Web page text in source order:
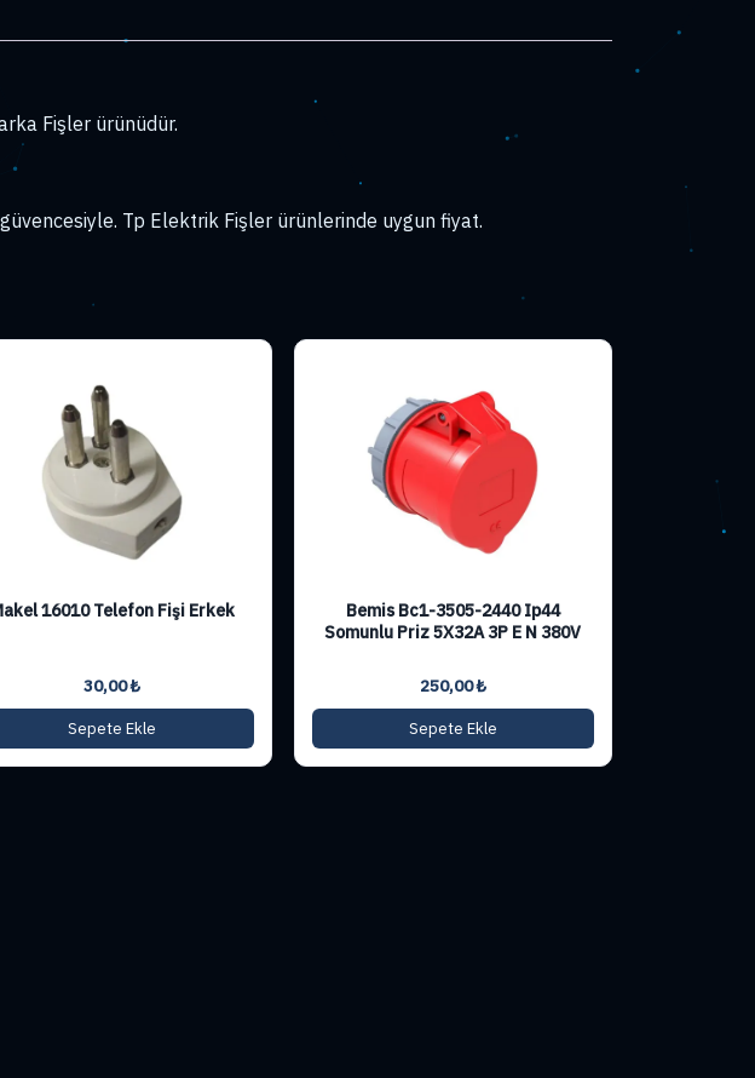
Fişler ürünüdür.
Tp Elektrik Fişler ürünlerinde uygun fiyat.
16010 Telefon Fişi Erkek
30,00₺
Sepete Ekle
Bemis Bc1-3505-2440 Ip44
Somunlu Priz 5X32A 3P E N 380V
250,00₺
Sepete Ekle